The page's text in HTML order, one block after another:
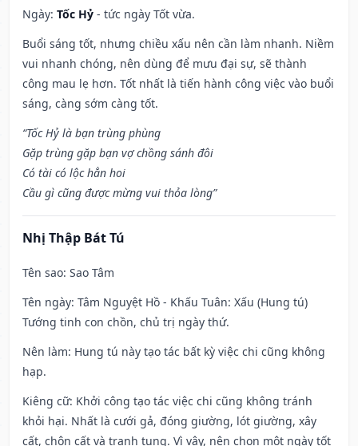
Ngày: Tốc Hỷ - tức ngày Tốt vừa.
Buổi sáng tốt, nhưng chiều xấu nên cần làm nhanh. Niềm
vui nhanh chóng, nên dùng để mưu đại sự, sẽ thành
công mau lẹ hơn. Tốt nhất là tiến hành công việc vào buổi
sáng, càng sớm càng tốt.
“Tốc Hỷ là bạn trùng phùng
Gặp trùng gặp bạn vợ chồng sánh đôi
Có tài có lộc hẳn hoi
Cầu gì cũng được mừng vui thỏa lòng”
Nhị Thập Bát Tú
Tên sao: Sao Tâm
Tên ngày: Tâm Nguyệt Hồ - Khấu Tuân: Xấu (Hung tú)
Tướng tinh con chồn, chủ trị ngày thứ.
Nên làm: Hung tú này tạo tác bất kỳ việc chi cũng không
hạp.
Kiêng cữ: Khởi công tạo tác việc chi cũng không tránh
khỏi hại. Nhất là cưới gả, đóng giường, lót giường, xây
cất, chôn cất và tranh tụng. Vì vậy, nên chọn một ngày tốt